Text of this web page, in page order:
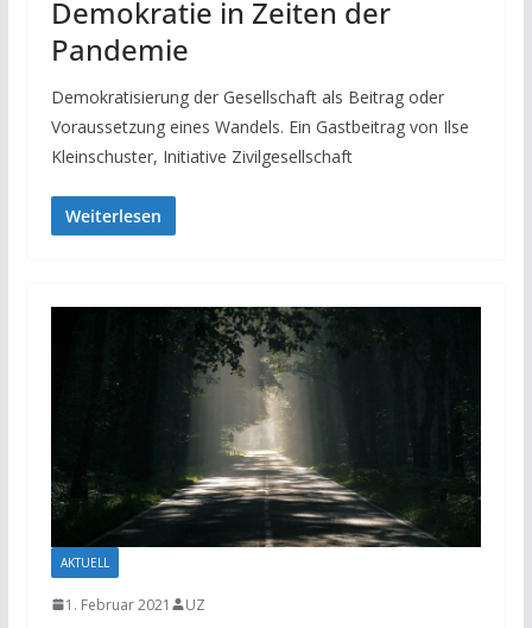
Demokratie in Zeiten der
Pandemie
Demokratisierung der Gesellschaft als Beitrag oder
Voraussetzung eines Wandels. Ein Gastbeitrag von Ilse
Kleinschuster, Initiative Zivilgesellschaft
Weiterlesen
AKTUELL
1. Februar 2021 UZ